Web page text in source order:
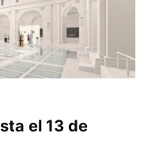
el 13 de